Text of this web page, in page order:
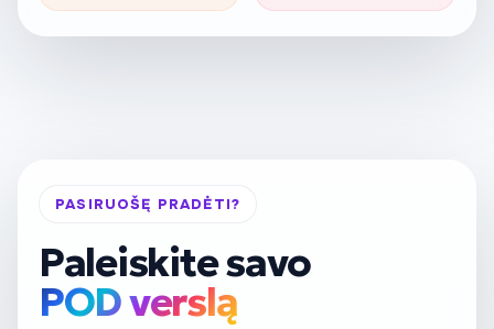
PASIRUOŠĘ PRADĖTI?
Paleiskite savo
POD verslą